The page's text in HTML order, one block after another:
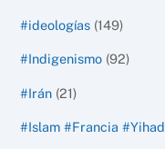
#ideologías (149)
#Indigenismo (92)
#Irán (21)
#Islam #Francia #Yihad